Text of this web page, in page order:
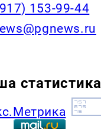
153-99-44
статистика